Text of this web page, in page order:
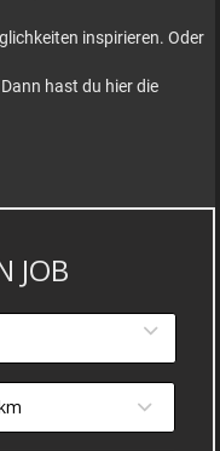
inspirieren. Oder
hast du hier die
JOB